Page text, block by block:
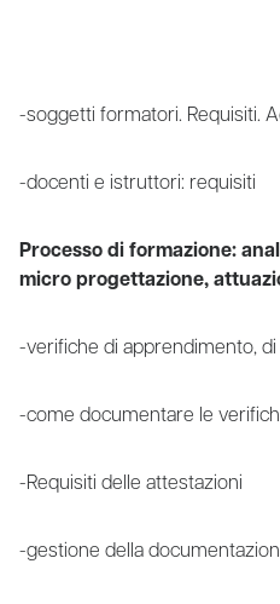
-soggetti formatori. Requisiti.
-docenti e istruttori: requisiti
Processo di formazione:
micro progettazione,
-verifiche di apprendimento,
-come documentare le
-Requisiti delle attestazioni
-gestione della